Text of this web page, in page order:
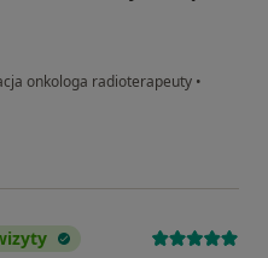
onkologa radioterapeuty •